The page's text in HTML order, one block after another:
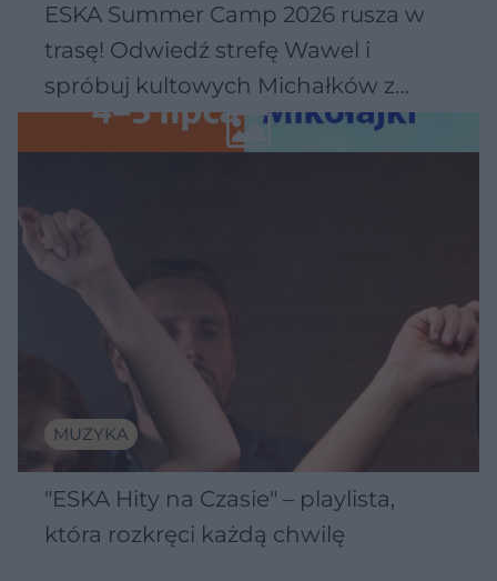
ESKA Summer Camp 2026 rusza w
trasę! Odwiedź strefę Wawel i
spróbuj kultowych Michałków z
Wawelu
MUZYKA
"ESKA Hity na Czasie" – playlista,
która rozkręci każdą chwilę